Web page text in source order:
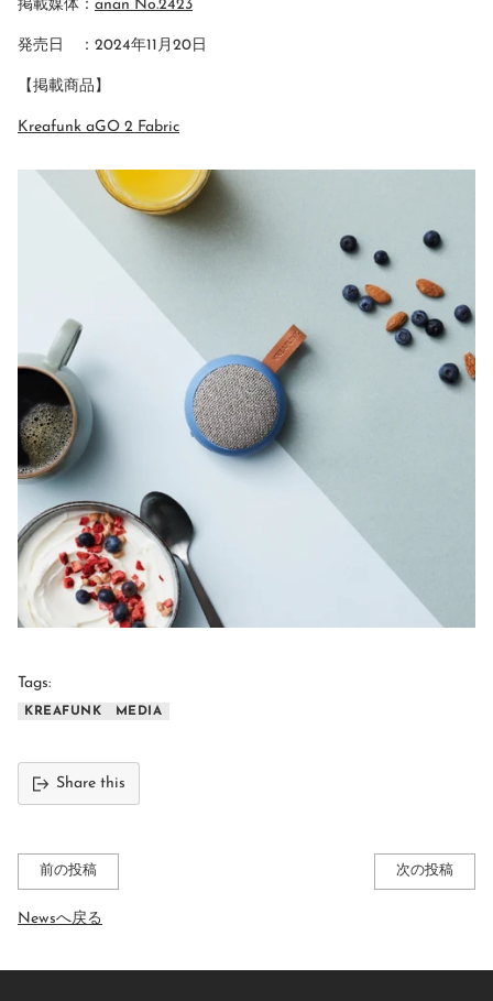
掲載媒体： anan No.2423
発売日 ：2024年11月20日
【掲載商品】
Kreafunk aGO 2 Fabric
Tags:
KREAFUNK MEDIA
Share this
前の投稿 次の投稿
Newsへ戻る